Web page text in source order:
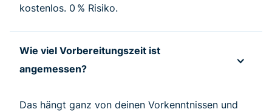
kostenlos. 0 % Risiko.
Wie viel Vorbereitungszeit ist
angemessen?
Das hängt ganz von deinen Vorkenntnissen und